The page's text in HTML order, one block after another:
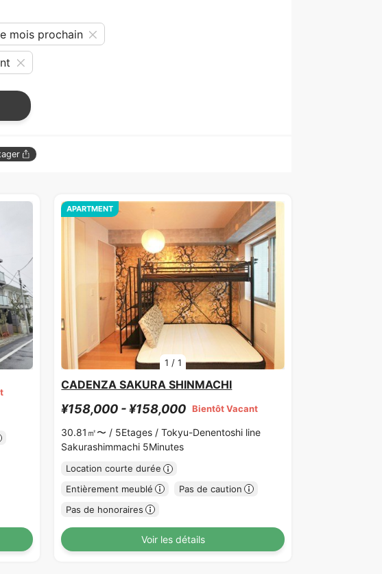
mois prochain
1 / 1
APARTMENT
CADENZA SAKURA SHINMACHI
¥158,000 - ¥158,000 Bientôt Vacant
30.81㎡〜 / 5Etages /Tokyu-Denentoshi line
Sakurashimmachi 5Minutes
Location courte durée
Entièrement meublé
Pas de caution
Pas de honoraires
Voir les détails